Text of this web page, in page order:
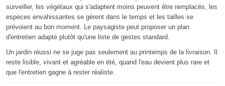
surveiller, les végétaux qui s'adaptent moins peuvent être remplacés, les
espèces envahissantes se gèrent dans le temps et les tailles se
prévoient au bon moment. Le paysagiste peut proposer un plan
d'entretien adapté plutôt qu'une liste de gestes standard.
Un jardin réussi ne se juge pas seulement au printemps de la livraison. Il
reste lisible, vivant et agréable en été, quand l'eau devient plus rare et
que l'entretien gagne à rester réaliste.